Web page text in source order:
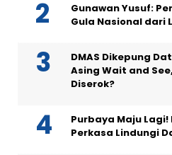
Gunawan Yusuf:
Gula Nasional dari
DMAS Dikepung
Asing Wait and
Diserok?
Purbaya Maju Lagi!
Perkasa Lindungi